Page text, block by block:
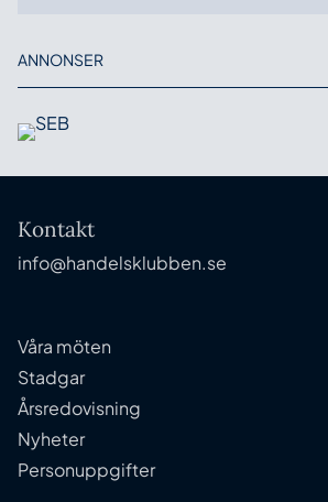
ANNONSER
Kontakt
info@handelsklubben.se
Våra möten
Stadgar
Årsredovisning
Nyheter
Personuppgifter